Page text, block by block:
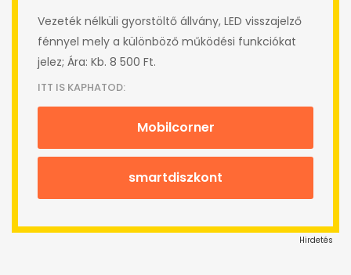
Vezeték nélküli gyorstöltő állvány, LED visszajelző
fénnyel mely a különböző működési funkciókat
jelez; Ára: Kb. 8 500 Ft.
ITT IS KAPHATOD:
Mobilcorner
smartdiszkont
Hirdetés